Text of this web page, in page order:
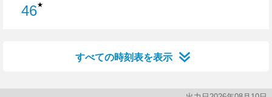
46★
すべての時刻表を表示